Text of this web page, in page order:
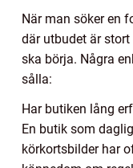
När man söker en
där utbudet är
ska börja. Några
sålla:
Har butiken lång
En butik som
körkortsbilder har